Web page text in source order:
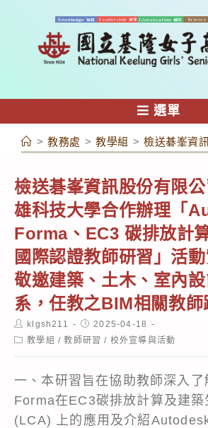
容
選單
> 教務處 > 教學組 > 檢送碁峯資
檢送碁峯資訊股份有限
雄科技大學合作辦理「
Forma、EC3 碳排放計
國際認證教師研習」活動
敬邀建築、土木、室內
系，任教之BIM相關教師
Post
author:
klgsh211
Post
published:
2025-04-18
Post教學組 / 教師研習 / 校外宣導與活動
一、本研習旨在協助教師深入
Forma在EC3碳排放計算及建築
(LCA) 上的應用及介紹